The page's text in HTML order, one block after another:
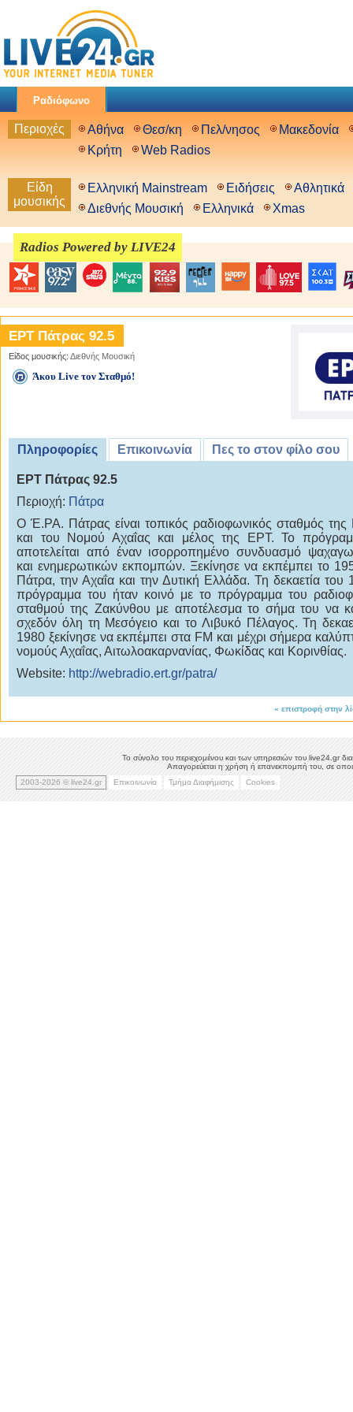
Ραδιόφωνο
Περιοχές Αθήνα Θεσ/κη Πελ/νησος
Μακεδονία
Κρήτη
Web Radios
Είδη
μουσικής
Ελληνική Mainstream Ειδήσεις
Αθλητικά
Διεθνής Μουσική
Ελληνικά Xmas
Radios Powered by LIVE24
ΕΡΤ Πάτρας 92.5
Είδος μουσικής: Διεθνής Μουσική
Άκου Live τον Σταθμό!
Πληροφορίες Επικοινωνία Πες το στον φίλο σου
ΕΡΤ Πάτρας 92.5
Περιοχή: Πάτρα
Ο Έ.ΡΑ. Πάτρας είναι τοπικός ραδιοφωνικός σταθμός της
και του Νομού Αχαΐας και μέλος της ΕΡΤ. Το
αποτελείται από έναν ισορροπημένο συνδυασμό
και ενημερωτικών εκπομπών. Ξεκίνησε να εκπέμπει το
Πάτρα, την Αχαΐα και την Δυτική Ελλάδα. Τη δεκαετία του
πρόγραμμα του ήταν κοινό με το πρόγραμμα του
σταθμού της Ζακύνθου με αποτέλεσμα το σήμα του να
σχεδόν όλη τη Μεσόγειο και το Λιβυκό Πέλαγος. Τη
1980 ξεκίνησε να εκπέμπει στα FM και μέχρι σήμερα
νομούς Αχαΐας, Αιτωλοακαρνανίας, Φωκίδας και Κορινθίας.
Website: http://webradio.ert.gr/patra/
« επιστροφή στην
Το σύνολο του περιεχομένου και των υπηρεσιών του live24.gr
Απαγορεύεται η χρήση ή επανεκπομπή του, σε
2003-2026 © live24.gr
Επικοινωνία Τμήμα Διαφήμισης Cookies